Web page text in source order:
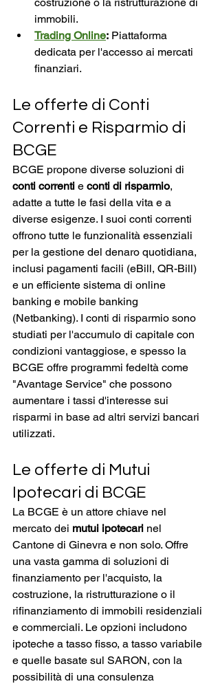
costruzione o la ristrutturazione di
immobili.
Trading Online: Piattaforma
dedicata per l'accesso ai mercati
finanziari.
Le offerte di Conti
Correnti e Risparmio di
BCGE
BCGE propone diverse soluzioni di
conti correnti e conti di risparmio,
adatte a tutte le fasi della vita e a
diverse esigenze. I suoi conti correnti
offrono tutte le funzionalità essenziali
per la gestione del denaro quotidiana,
inclusi pagamenti facili (eBill, QR-Bill)
e un efficiente sistema di online
banking e mobile banking
(Netbanking). I conti di risparmio sono
studiati per l'accumulo di capitale con
condizioni vantaggiose, e spesso la
BCGE offre programmi fedeltà come
"Avantage Service" che possono
aumentare i tassi d'interesse sui
risparmi in base ad altri servizi bancari
utilizzati.
Le offerte di Mutui
Ipotecari di BCGE
La BCGE è un attore chiave nel
mercato dei mutui ipotecari nel
Cantone di Ginevra e non solo. Offre
una vasta gamma di soluzioni di
finanziamento per l'acquisto, la
costruzione, la ristrutturazione o il
rifinanziamento di immobili residenziali
e commerciali. Le opzioni includono
ipoteche a tasso fisso, a tasso variabile
e quelle basate sul SARON, con la
possibilità di una consulenza